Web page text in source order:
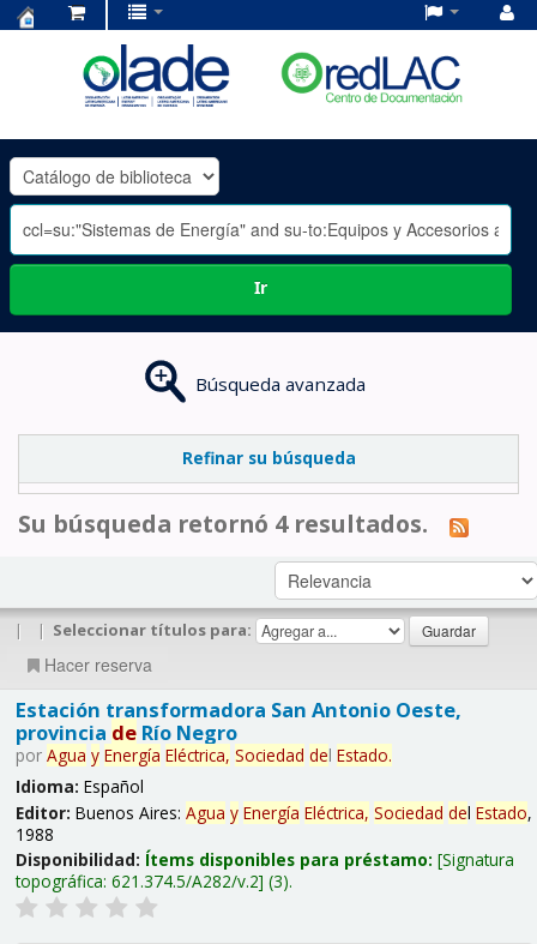
OLADE
-
Ir
Búsqueda avanzada
Refinar su búsqueda
Su búsqueda retornó 4 resultados.
| | Seleccionar títulos para:
Hacer reserva
Estación transformadora San Antonio Oeste,
provincia deRío Negro
por Agua y Energía Eléctrica, Sociedad del Estado.
Idioma: Español
Editor: Buenos Aires: Agua y Energía Eléctrica, Sociedad del Estado,
1988
Disponibilidad: Ítems disponibles para préstamo: Signatura
topográfica: 621.374.5/A282/v.2 (3).